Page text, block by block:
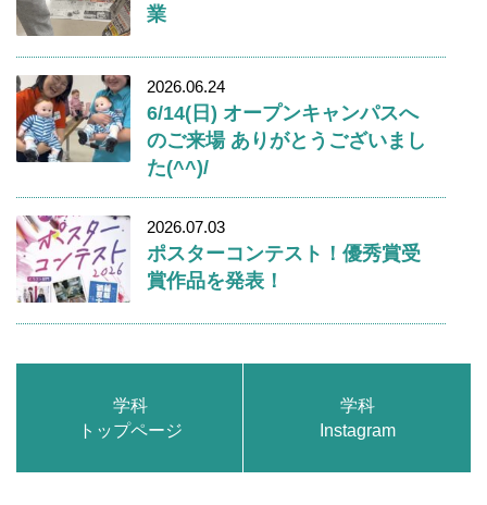
業
2026.06.24
6/14(日) オープンキャンパスへ
のご来場 ありがとうございまし
た(^^)/
2026.07.03
ポスターコンテスト！優秀賞受
賞作品を発表！
学科
トップページ
学科
Instagram